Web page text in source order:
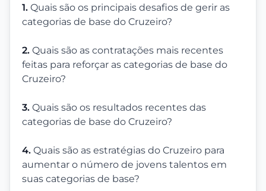
1. Quais são os principais desafios de gerir as
categorias de base do Cruzeiro?
2. Quais são as contratações mais recentes
feitas para reforçar as categorias de base do
Cruzeiro?
3. Quais são os resultados recentes das
categorias de base do Cruzeiro?
4. Quais são as estratégias do Cruzeiro para
aumentar o número de jovens talentos em
suas categorias de base?